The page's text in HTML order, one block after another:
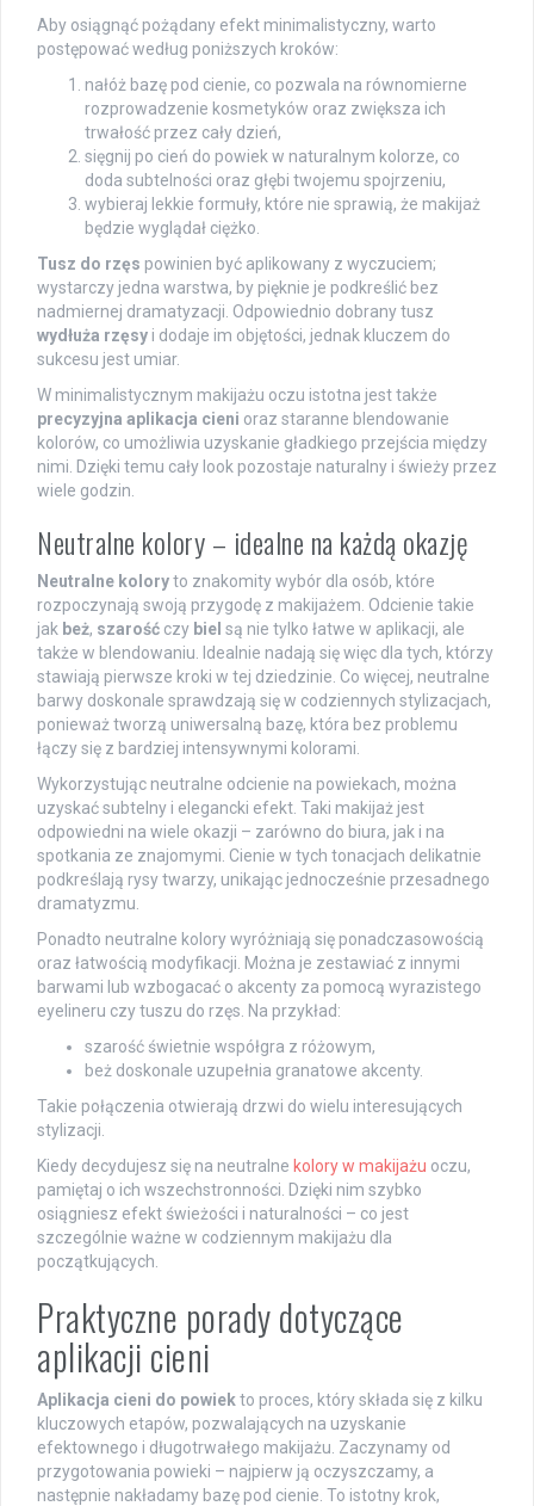
Aby osiągnąć pożądany efekt minimalistyczny, warto
postępować według poniższych kroków:
nałóż bazę pod cienie, co pozwala na równomierne
rozprowadzenie kosmetyków oraz zwiększa ich
trwałość przez cały dzień,
sięgnij po cień do powiek w naturalnym kolorze, co
doda subtelności oraz głębi twojemu spojrzeniu,
wybieraj lekkie formuły, które nie sprawią, że makijaż
będzie wyglądał ciężko.
Tusz do rzęs powinien być aplikowany z wyczuciem;
wystarczy jedna warstwa, by pięknie je podkreślić bez
nadmiernej dramatyzacji. Odpowiednio dobrany tusz
wydłuża rzęsy i dodaje im objętości, jednak kluczem do
sukcesu jest umiar.
W minimalistycznym makijażu oczu istotna jest także
precyzyjna aplikacja cieni oraz staranne blendowanie
kolorów, co umożliwia uzyskanie gładkiego przejścia między
nimi. Dzięki temu cały look pozostaje naturalny i świeży przez
wiele godzin.
Neutralne kolory – idealne na każdą okazję
Neutralne koloryto znakomity wybór dla osób, które
rozpoczynają swoją przygodę z makijażem. Odcienie takie
jak beż, szarość czy biel są nie tylko łatwe w aplikacji, ale
także w blendowaniu. Idealnie nadają się więc dla tych, którzy
stawiają pierwsze kroki w tej dziedzinie. Co więcej, neutralne
barwy doskonale sprawdzają się w codziennych stylizacjach,
ponieważ tworzą uniwersalną bazę, która bez problemu
łączy się z bardziej intensywnymi kolorami.
Wykorzystując neutralne odcienie na powiekach, można
uzyskać subtelny i elegancki efekt. Taki makijaż jest
odpowiedni na wiele okazji – zarówno do biura, jak i na
spotkania ze znajomymi. Cienie w tych tonacjach delikatnie
podkreślają rysy twarzy, unikając jednocześnie przesadnego
dramatyzmu.
Ponadto neutralne kolory wyróżniają się ponadczasowością
oraz łatwością modyfikacji. Można je zestawiać z innymi
barwami lub wzbogacać o akcenty za pomocą wyrazistego
eyelineru czy tuszu do rzęs. Na przykład:
szarość świetnie współgra z różowym,
beż doskonale uzupełnia granatowe akcenty.
Takie połączenia otwierają drzwi do wielu interesujących
stylizacji.
Kiedy decydujesz się na neutralne kolory w makijażu oczu,
pamiętaj o ich wszechstronności. Dzięki nim szybko
osiągniesz efekt świeżości i naturalności – co jest
szczególnie ważne w codziennym makijażu dla
początkujących.
Praktyczne porady dotyczące
aplikacji cieni
Aplikacja cieni do powiekto proces, który składa się z kilku
kluczowych etapów, pozwalających na uzyskanie
efektownego i długotrwałego makijażu. Zaczynamy od
przygotowania powieki – najpierw ją oczyszczamy, a
następnie nakładamy bazę pod cienie. To istotny krok,